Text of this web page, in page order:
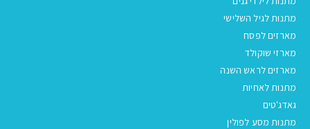
מתנות לגיל השלישי
מארזים לפסח
מארזי שוקולד
מארזים לראש השנה
מתנות לאחיות
גאדג'טים
מתנות מסע לפולין